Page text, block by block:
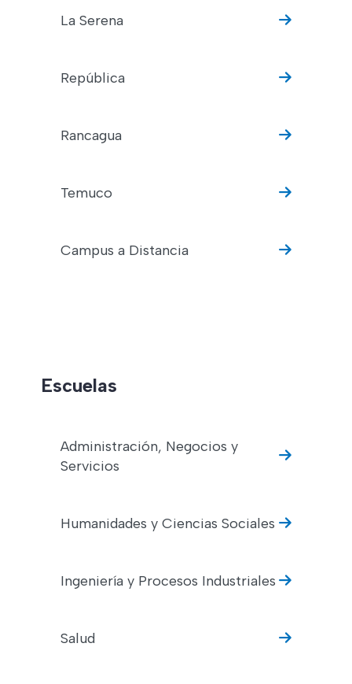
La Serena
República
Rancagua
Temuco
Campus a Distancia
Escuelas
Administración, Negocios y
Servicios
Humanidades y Ciencias Sociales
Ingeniería y Procesos Industriales
Salud